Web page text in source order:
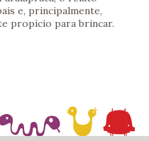
e, principalmente,
propício para brincar.